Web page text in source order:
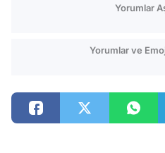
Yorumlar
Yorumlar ve